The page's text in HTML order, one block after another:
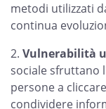
metodi utilizzati
continua
Vulnerabilità
sociale sfruttano
persone a
condividere